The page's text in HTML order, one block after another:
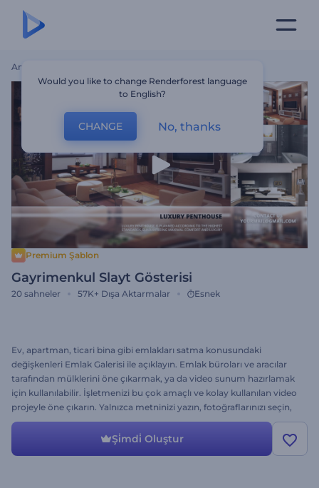
Ana Sayfa
Premium Şablon
Gayrimenkul Slayt Gösterisi
20 sahneler 57K+ Dışa Aktarmalar Esnek
Ev, apartman, ticari bina gibi emlakları satma konusundaki
değişkenleri Emlak Galerisi ile açıklayın. Emlak büroları ve aracılar
tarafından mülklerini öne çıkarmak, ya da video sunum hazırlamak
için kullanılabilir. İşletmenizi bu çok amaçlı ve kolay kullanılan video
projeyle öne çıkarın. Yalnızca metninizi yazın, fotoğraflarınızı seçin,
ve render tuşuna tıklayın. Şimdi deneyin!
Şi̇mdi̇ Oluştur
Would you like to change Renderforest language
to English?
CHANGE No, thanks